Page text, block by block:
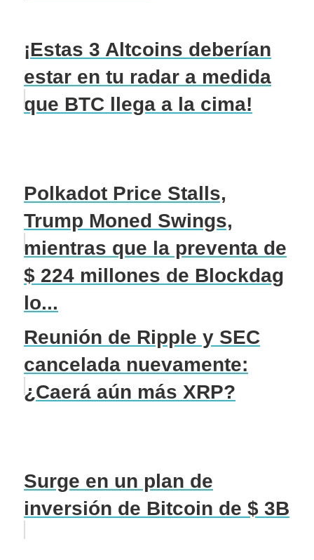
¡Estas 3 Altcoins deberían
estar en tu radar a medida
que BTC llega a la cima!
Polkadot Price Stalls,
Trump Moned Swings,
mientras que la preventa de
$ 224 millones de Blockdag
lo...
Reunión de Ripple y SEC
cancelada nuevamente:
¿Caerá aún más XRP?
Surge en un plan de
inversión de Bitcoin de $ 3B